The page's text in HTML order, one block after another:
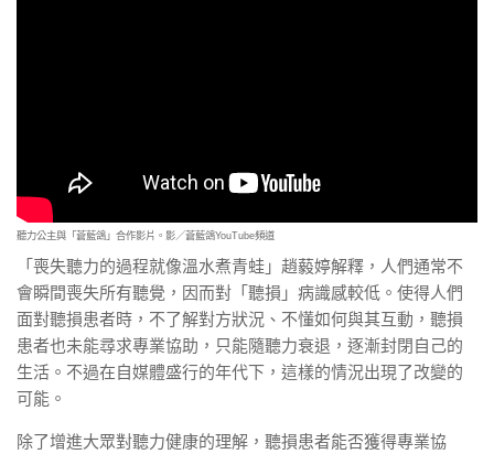
聽力公主與「蒼藍鴿」合作影片。影／蒼藍鴿YouTube頻道
「喪失聽力的過程就像溫水煮青蛙」趙藙婷解釋，人們通常不
會瞬間喪失所有聽覺，因而對「聽損」病識感較低。使得人們
面對聽損患者時，不了解對方狀況、不懂如何與其互動，聽損
患者也未能尋求專業協助，只能隨聽力衰退，逐漸封閉自己的
生活。不過在自媒體盛行的年代下，這樣的情況出現了改變的
可能。
除了增進大眾對聽力健康的理解，聽損患者能否獲得專業協